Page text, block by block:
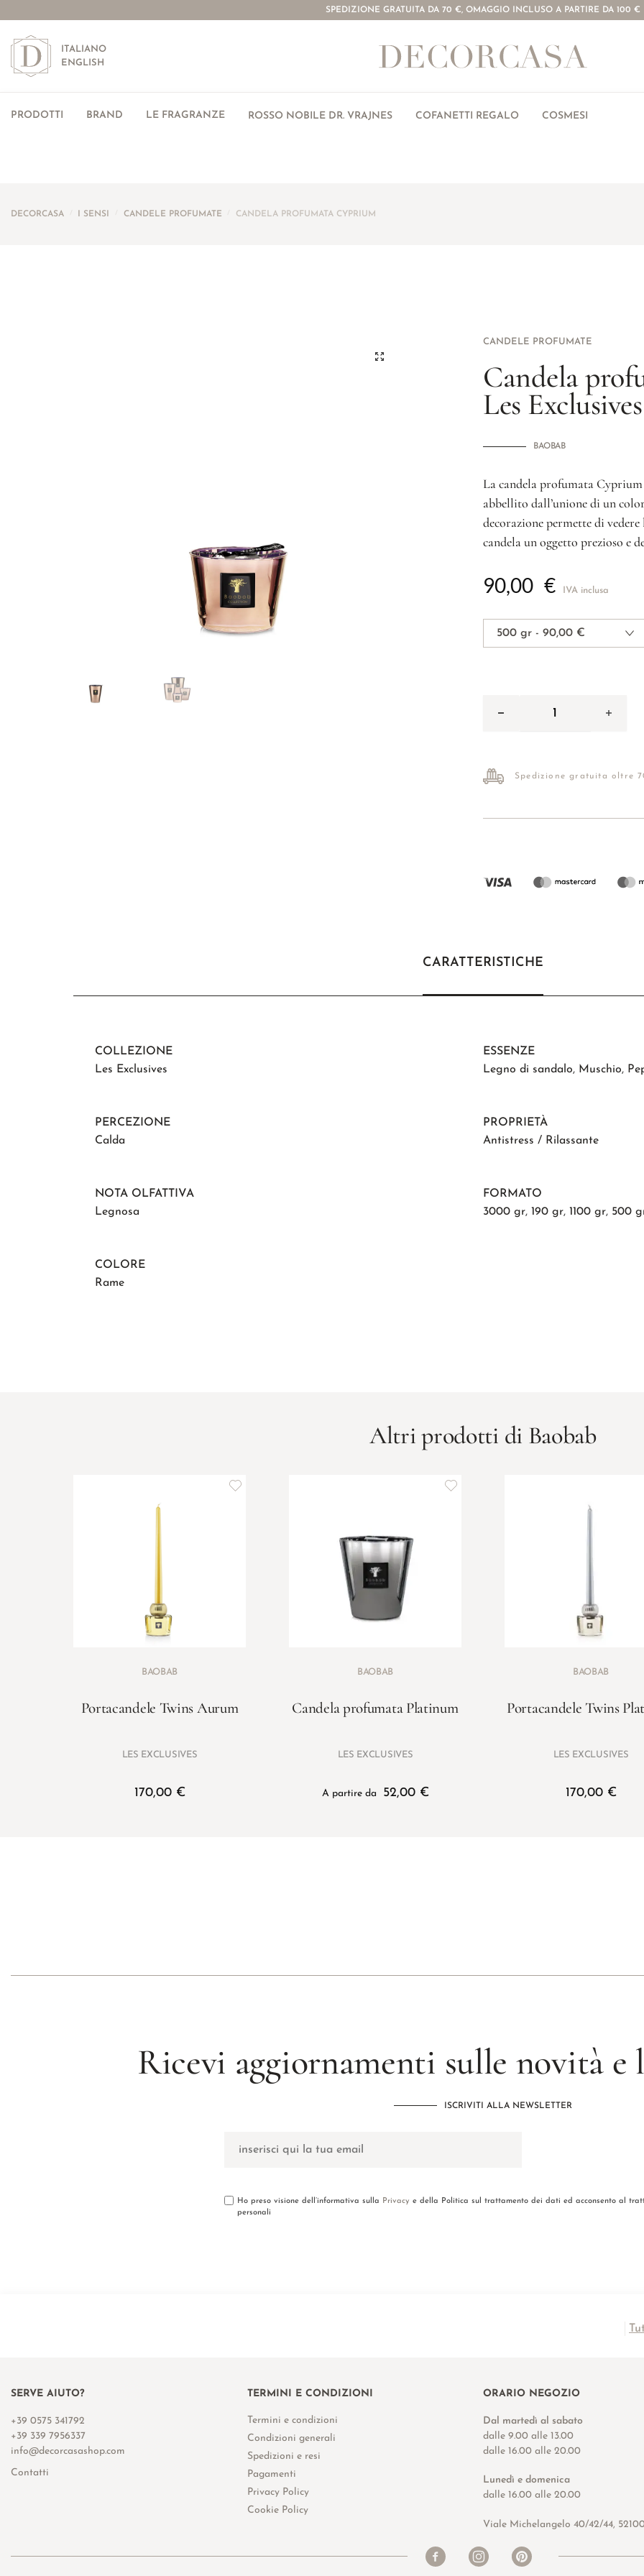
SPEDIZIONE GRATUITA DA 70 €, OMAGGIO INCLUSO A PARTIRE DA 100 €
ITALIANO
ENGLISH
PRODOTTI BRAND LE FRAGRANZE ROSSO NOBILE DR. VRAJNES COFANETTI REGALO COSMESI
DECORCASA I SENSI CANDELE PROFUMATE CANDELA PROFUMATA CYPRIUM
CANDELE PROFUMATE
Candela
Les Exclusives
BAOBAB
La candela profumata
abbellito dall’unione di un
decorazione permette di
candela un oggetto prezioso e
90,00 € IVA inclusa
Spedizione gratuita oltre
CARATTERISTICHE
COLLEZIONE
Les Exclusives
ESSENZE
Legno di sandalo, Muschio,
PERCEZIONE
Calda
PROPRIETÀ
Antistress / Rilassante
NOTA OLFATTIVA
Legnosa
FORMATO
3000 gr, 190 gr, 1100 gr, 500
COLORE
Rame
Altri prodotti di Baobab
BAOBAB
Portacandele Twins Aurum
LES EXCLUSIVES
170,00 €
BAOBAB
Candela profumata Platinum
LES EXCLUSIVES
A partire da 52,00 €
BAOBAB
Portacandele Twins
LES EXCLUSIVES
170,00 €
Ricevi aggiornamenti sulle novità e
ISCRIVITI ALLA NEWSLETTER
Ho preso visione dell’informativa sulla Privacy e della Politica sul trattamento dei dati ed acconsento al
personali
SERVE AIUTO?
+39 0575 341792
+39 339 7956337
info@decorcasashop.com
Contatti
TERMINI E CONDIZIONI
Termini e condizioni
Condizioni generali
Spedizioni e resi
Pagamenti
Privacy Policy
Cookie Policy
ORARIO NEGOZIO
Dal martedì al sabato
dalle 9.00 alle 13.00
dalle 16.00 alle 20.00
Lunedì e domenica
dalle 16.00 alle 20.00
Viale Michelangelo 40/42/44,